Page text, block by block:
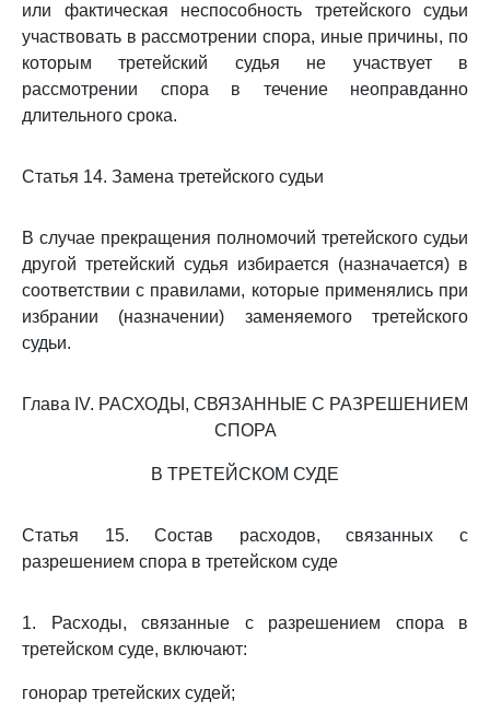
или фактическая неспособность третейского судьи
участвовать в рассмотрении спора, иные причины, по
которым третейский судья не участвует в
рассмотрении спора в течение неоправданно
длительного срока.
Статья 14. Замена третейского судьи
В случае прекращения полномочий третейского судьи
другой третейский судья избирается (назначается) в
соответствии с правилами, которые применялись при
избрании (назначении) заменяемого третейского
судьи.
Глава IV. РАСХОДЫ, СВЯЗАННЫЕ С РАЗРЕШЕНИЕМ
СПОРА
В ТРЕТЕЙСКОМ СУДЕ
Статья 15. Состав расходов, связанных с
разрешением спора в третейском суде
1. Расходы, связанные с разрешением спора в
третейском суде, включают:
гонорар третейских судей;